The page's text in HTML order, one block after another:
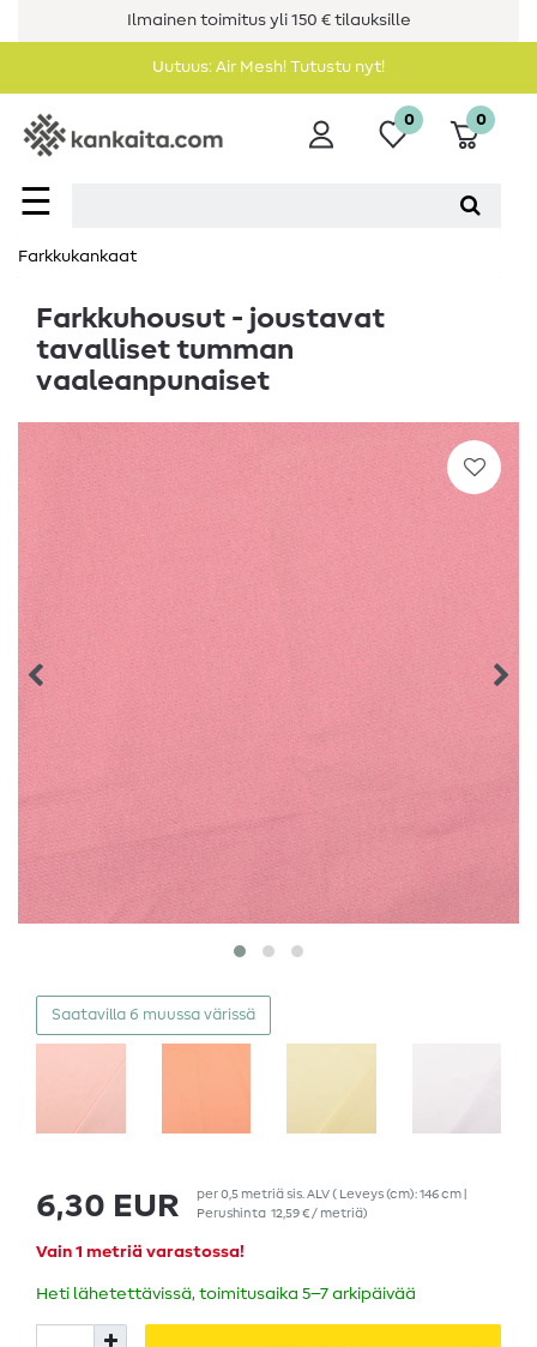
Ilmainen toimitus yli 150 € tilauksille
Uutuus: Air Mesh! Tutustu nyt!
☰
0 0
Farkkukankaat
Farkkuhousut - joustavat
tavalliset tumman
vaaleanpunaiset
Saatavilla 6 muussa värissä
6,30 EUR per0,5 metriäsis. ALV( Leveys (cm): 146 cm |
Perushinta 12,59 € / metriä)
Vain 1 metriä varastossa!
Heti lähetettävissä, toimitusaika 5–7 arkipäivää